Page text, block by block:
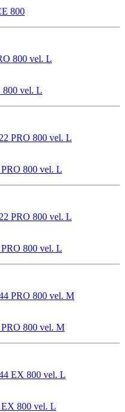
800
vel. L
800 vel. L
800 vel. L
800 vel. M
800 vel. L